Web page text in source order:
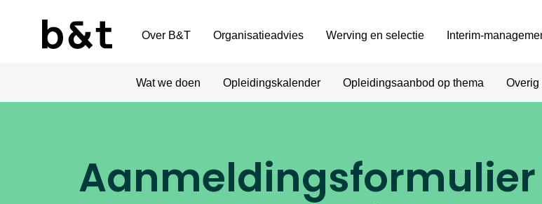
Over B&T Organisatieadvies Werving en selectie Interim-
Wat we doen Opleidingskalender Opleidingsaanbod op thema Overig